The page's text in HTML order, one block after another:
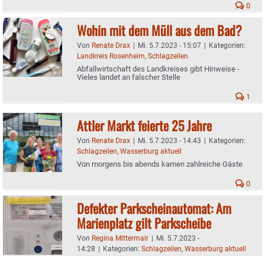
0
Wohin mit dem Müll aus dem Bad?
Von Renate Drax | Mi. 5.7.2023 - 15:07 | Kategorien:
Landkreis Rosenheim, Schlagzeilen
Abfallwirtschaft des Landkreises gibt Hinweise -
Vieles landet an falscher Stelle
1
Attler Markt feierte 25 Jahre
Von Renate Drax | Mi. 5.7.2023 - 14:43 | Kategorien:
Schlagzeilen, Wasserburg aktuell
Von morgens bis abends kamen zahlreiche Gäste
0
Defekter Parkscheinautomat: Am
Marienplatz gilt Parkscheibe
Von Regina Mittermair | Mi. 5.7.2023 -
14:28 | Kategorien: Schlagzeilen, Wasserburg aktuell